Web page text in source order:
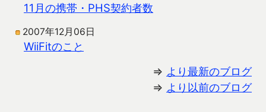
11月の携帯・PHS契約者数
2007年12月06日
WiiFitのこと
⇒ より最新のブログ
⇒ より以前のブログ